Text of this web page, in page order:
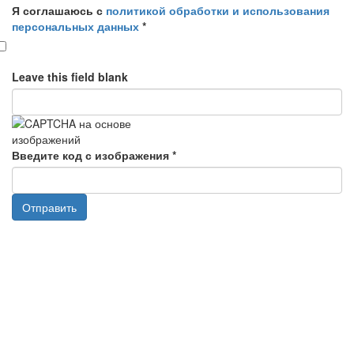
e-
mail
Я соглашаюсь с политикой обработки и использования
персональных данных *
Leave this field blank
Введите код с изображения *
Отправить